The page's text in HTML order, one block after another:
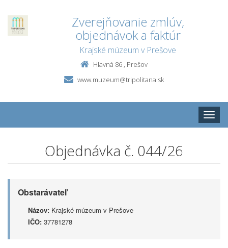
Zverejňovanie zmlúv,
objednávok a faktúr
Krajské múzeum v Prešove
Hlavná 86 , Prešov
www.muzeum@tripolitana.sk
Toggle
Objednávka č. 044/26
Obstarávateľ
Názov: Krajské múzeum v Prešove
IČO: 37781278